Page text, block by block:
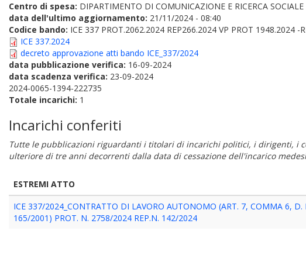
Centro di spesa: DIPARTIMENTO DI COMUNICAZIONE E RICERCA SOCIALE
data dell'ultimo aggiornamento: 21/11/2024 - 08:40
Codice bando: ICE 337 PROT.2062.2024 REP266.2024 VP PROT 1948.2024 -
ICE 337.2024
decreto approvazione atti bando ICE_337/2024
data pubblicazione verifica: 16-09-2024
data scadenza verifica: 23-09-2024
2024-0065-1394-222735
Totale incarichi: 1
Incarichi conferiti
Tutte le pubblicazioni riguardanti i titolari di incarichi politici, i dirigenti, i
ulteriore di tre anni decorrenti dalla data di cessazione dell'incarico
ESTREMI ATTO
ICE 337/2024_CONTRATTO DI LAVORO AUTONOMO (ART. 7, COMMA 6, D.
165/2001) PROT. N. 2758/2024 REP.N. 142/2024